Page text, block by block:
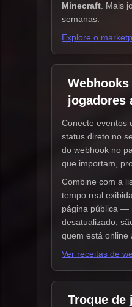
Minecraft . Mais
semanas.
Explore o
jogadores
Conecte eventos
status direto no
do webhook no
que importam,
Combine com a
tempo real
página pública —
desatualizado,
quem está online
Ver receitas de
Troque de